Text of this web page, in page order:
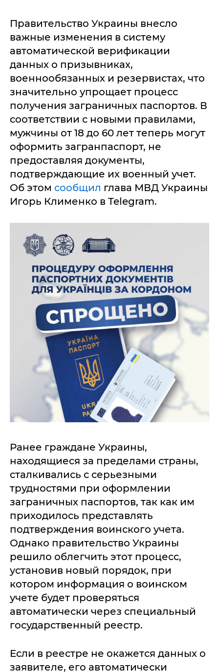
Правительство Украины внесло
важные изменения в систему
автоматической верификации
данных о призывниках,
военнообязанных и резервистах, что
значительно упрощает процесс
получения заграничных паспортов. В
соответствии с новыми правилами,
мужчины от 18 до 60 лет теперь могут
оформить загранпаспорт, не
предоставляя документы,
подтверждающие их военный учет.
Об этом сообщил глава МВД Украины
Игорь Клименко в Telegram.
Ранее граждане Украины,
находящиеся за пределами страны,
сталкивались с серьезными
трудностями при оформлении
заграничных паспортов, так как им
приходилось представлять
подтверждения воинского учета.
Однако правительство Украины
решило облегчить этот процесс,
установив новый порядок, при
котором информация о воинском
учете будет проверяться
автоматически через специальный
государственный реестр.
Если в реестре не окажется данных о
заявителе, его автоматически